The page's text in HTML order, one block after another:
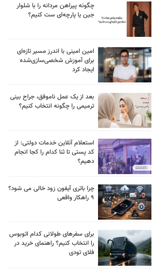
چگونه پیراهن مردانه را با شلوار
جین یا پارچه‌ای ست کنیم؟
امین امینی با اندرز مسیر تازه‌ای
برای آموزش شخصی‌سازی‌شده
ایجاد کرد
بعد از یک عمل ناموفق، جراح بینی
ترمیمی را چگونه انتخاب کنیم؟
استعلام آنلاین خدمات دولتی: از
کد پستی تا ثنا کدام را کجا انجام
دهیم؟
چرا باتری آیفون زود خالی می شود؟
۹ راهکار واقعی
برای سفرهای طولانی کدام اتوبوس
را انتخاب کنیم؟ راهنمای خرید در
فلای تودی